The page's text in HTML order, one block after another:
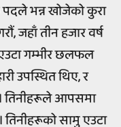
भन्न खोजेको कुरा
जहाँ तीन हजार वर्ष
गम्भीर छलफल
उपस्थित थिए, र
तिनीहरूले आपसमा
सामु एउटा